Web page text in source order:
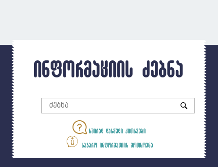
ინფორმაციის ძებნა
ხშირად დასმული კითხვები
საჯარო ინფორმაციის მოთხოვნა